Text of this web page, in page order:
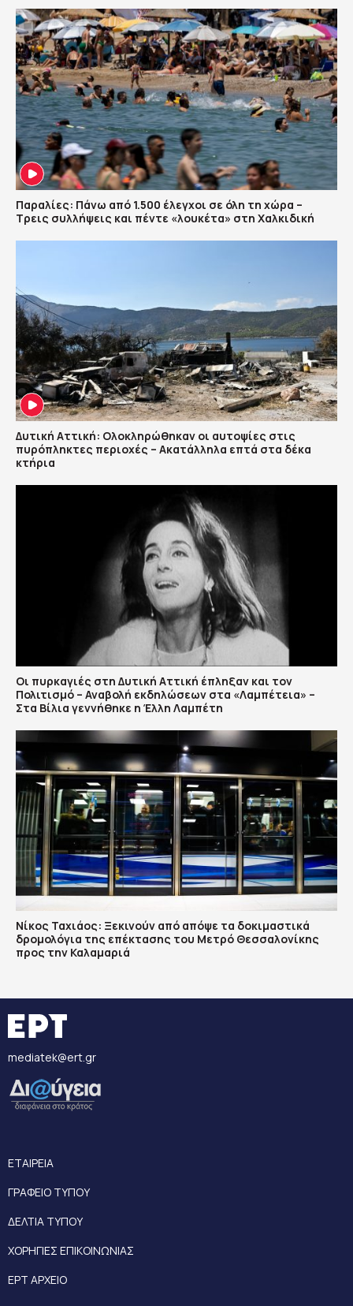
Παραλίες: Πάνω από 1.500 έλεγχοι σε όλη τη χώρα –
Τρεις συλλήψεις και πέντε «λουκέτα» στη Χαλκιδική
Δυτική Αττική: Ολοκληρώθηκαν οι αυτοψίες στις
πυρόπληκτες περιοχές – Ακατάλληλα επτά στα δέκα
κτήρια
Οι πυρκαγιές στη Δυτική Αττική έπληξαν και τον
Πολιτισμό – Αναβολή εκδηλώσεων στα «Λαμπέτεια» –
Στα Βίλια γεννήθηκε η Έλλη Λαμπέτη
Νίκος Ταχιάος: Ξεκινούν από απόψε τα δοκιμαστικά
δρομολόγια της επέκτασης του Μετρό Θεσσαλονίκης
προς την Καλαμαριά
mediatek@ert.gr
ΕΤΑΙΡΕΙΑ
ΓΡΑΦΕΙΟ ΤΥΠΟΥ
ΔΕΛΤΙΑ ΤΥΠΟΥ
ΧΟΡΗΓΙΕΣ ΕΠΙΚΟΙΝΩΝΙΑΣ
ΕΡΤ ΑΡΧΕΙΟ